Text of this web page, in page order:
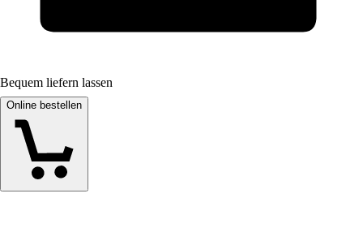
Bequem liefern lassen
Online bestellen